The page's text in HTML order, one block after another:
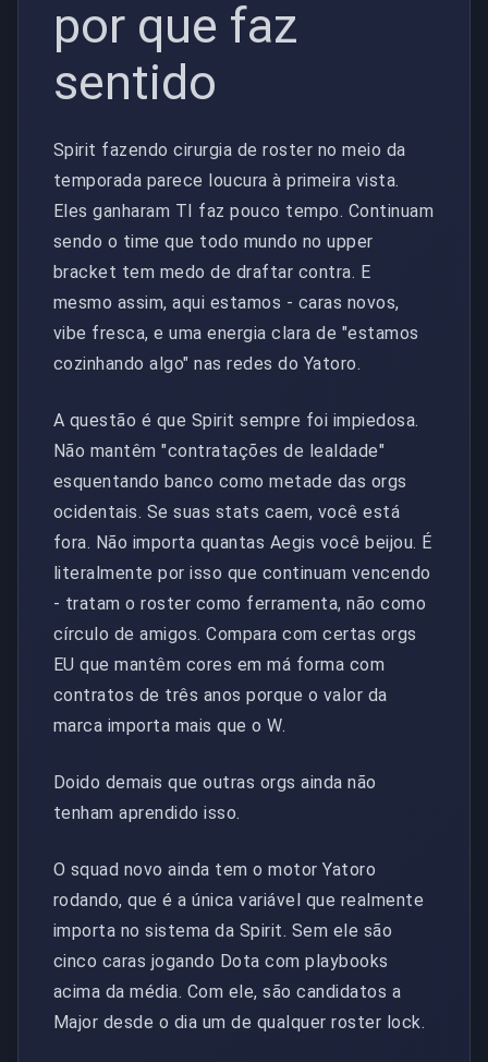
por que faz
sentido
Spirit fazendo cirurgia de roster no meio da
temporada parece loucura à primeira vista.
Eles ganharam TI faz pouco tempo. Continuam
sendo o time que todo mundo no upper
bracket tem medo de draftar contra. E
mesmo assim, aqui estamos - caras novos,
vibe fresca, e uma energia clara de "estamos
cozinhando algo" nas redes do Yatoro.
A questão é que Spirit sempre foi impiedosa.
Não mantêm "contratações de lealdade"
esquentando banco como metade das orgs
ocidentais. Se suas stats caem, você está
fora. Não importa quantas Aegis você beijou. É
literalmente por isso que continuam vencendo
- tratam o roster como ferramenta, não como
círculo de amigos. Compara com certas orgs
EU que mantêm cores em má forma com
contratos de três anos porque o valor da
marca importa mais que o W.
Doido demais que outras orgs ainda não
tenham aprendido isso.
O squad novo ainda tem o motor Yatoro
rodando, que é a única variável que realmente
importa no sistema da Spirit. Sem ele são
cinco caras jogando Dota com playbooks
acima da média. Com ele, são candidatos a
Major desde o dia um de qualquer roster lock.